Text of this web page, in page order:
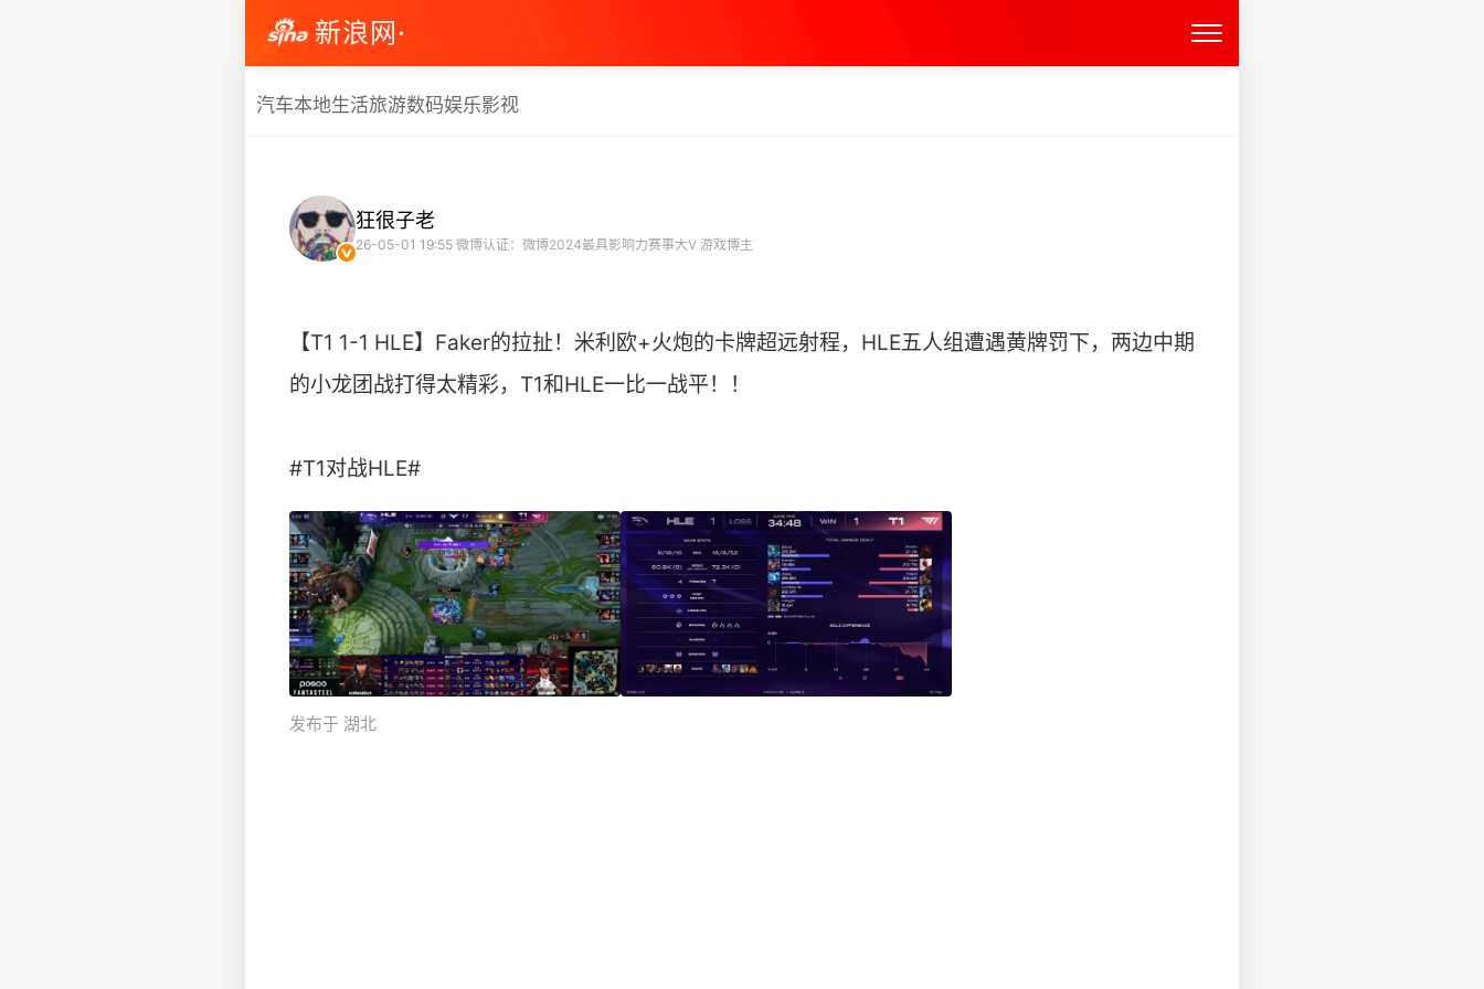
新浪网·
汽车本地生活旅游数码娱乐影视
狂很子老
26-05-01 19:55 微博认证：微博2024最具影响力赛事大V 游戏博主
【T1 1-1 HLE】Faker的拉扯！米利欧+火炮的卡牌超远射程，HLE五人组遭遇黄牌罚下，两边中期
的小龙团战打得太精彩，T1和HLE一比一战平！！
#T1对战HLE# ​​​​
发布于 湖北